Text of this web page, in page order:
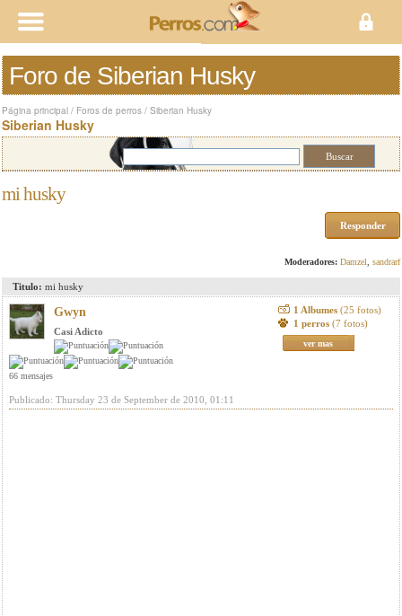
Foro de Siberian Husky
Página principal / Foros de perros / Siberian Husky
Siberian Husky
mi husky
Responder
Moderadores: Damzel sandrarf
Titulo: mi husky
Gwyn
Casi Adicto
66 mensajes
1 Albumes (25 fotos)
1 perros (7 fotos)
ver mas
Publicado: Thursday 23 de September de 2010, 01:11